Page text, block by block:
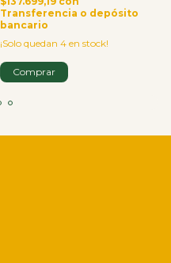
Transferencia o depósito
bancario
¡Solo quedan 4 en stock!